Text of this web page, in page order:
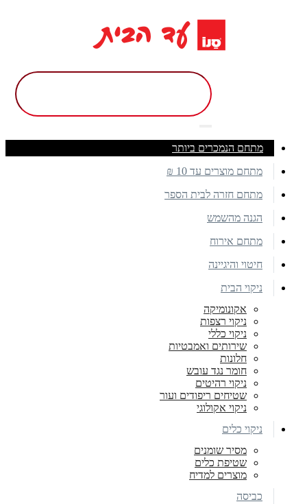
מתחם הנמכרים ביותר
מתחם מוצרים עד 10 ₪
מתחם חזרה לבית הספר
הגנה מהשמש
מתחם אירוח
חיטוי והיגיינה
ניקוי הבית
אקונומיקה
ניקוי רצפות
ניקוי כללי
שירותים ואמבטיות
חלונות
חומר נגד עובש
ניקוי רהיטים
שטיחים ריפודים ועור
ניקוי אקולוגי
ניקוי כלים
מסיר שומנים
שטיפת כלים
מוצרים למדיח
כביסה